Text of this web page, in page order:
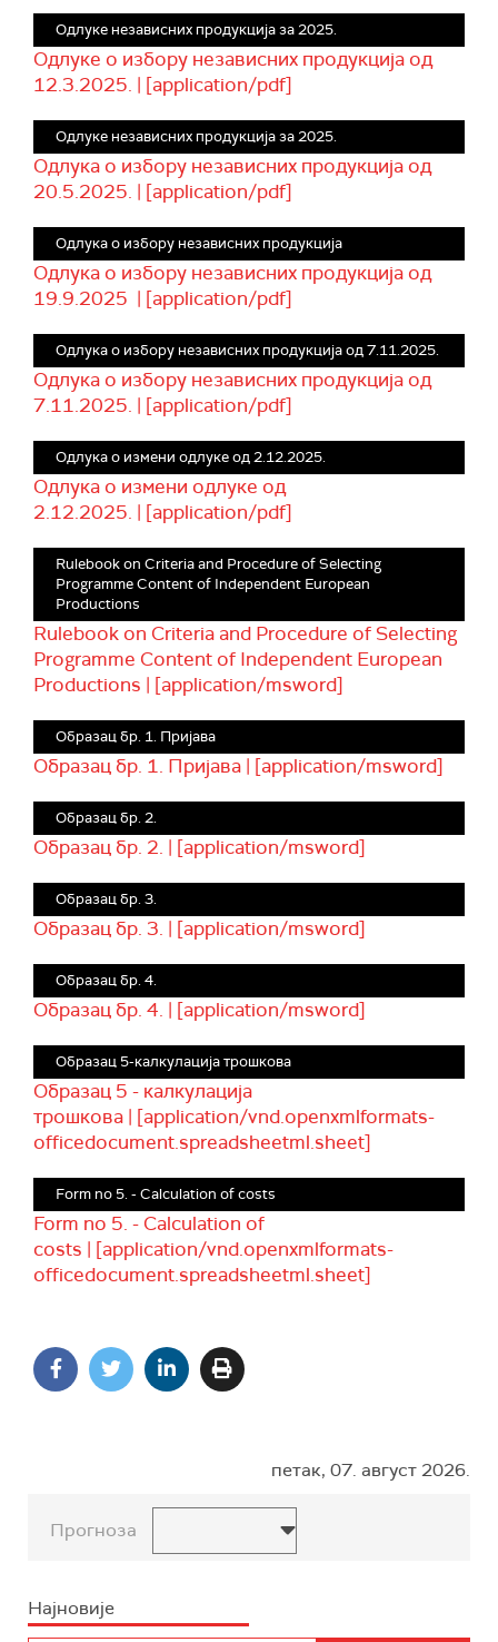
Одлуке независних продукција за 2025.
Одлуке о избору независних продукција од
12.3.2025. | [application/pdf]
Одлуке независних продукција за 2025.
Одлука о избору независних продукција од
20.5.2025. | [application/pdf]
Одлука о избору независних продукција
Одлука о избору независних продукција од
19.9.2025 | [application/pdf]
Одлука о избору независних продукција од 7.11.2025.
Одлука о избору независних продукција од
7.11.2025. | [application/pdf]
Одлука о измени одлуке од 2.12.2025.
Одлука о измени одлуке од
2.12.2025. | [application/pdf]
Rulebook on Criteria and Procedure of Selecting
Programme Content of Independent European
Productions
Rulebook on Criteria and Procedure of Selecting
Programme Content of Independent European
Productions | [application/msword]
Образац бр. 1. Пријава
Образац бр. 1. Пријава | [application/msword]
Образац бр. 2.
Образац бр. 2. | [application/msword]
Образац бр. 3.
Образац бр. 3. | [application/msword]
Образац бр. 4.
Образац бр. 4. | [application/msword]
Образац 5-калкулација трошкова
Образац 5 - калкулација
трошкова | [application/vnd.openxmlformats-
officedocument.spreadsheetml.sheet]
Form no 5. - Calculation of costs
Form no 5. - Calculation of
costs | [application/vnd.openxmlformats-
officedocument.spreadsheetml.sheet]
петак, 07. август 2026.
Прогноза
Најновије